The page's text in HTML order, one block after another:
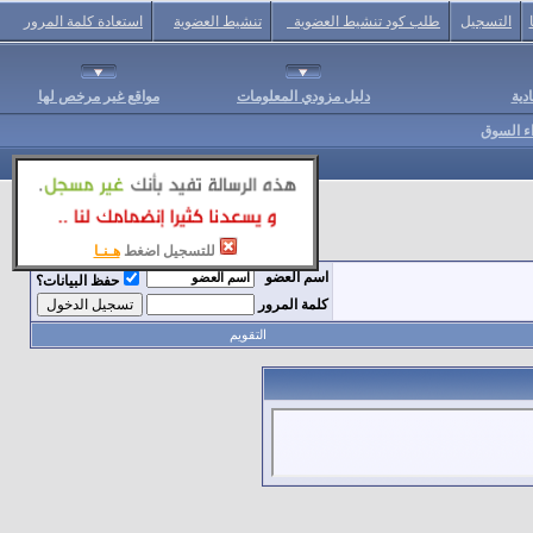
للتسجيل اضغط هـنـا
التسجيل طلب كود تنشيط العضوية تنشيط العضوية استعادة كلمة المرور
دليل مزودي المعلومات مواقع غير مرخص لها
السوق
اسم العضو
حفظ البيانات؟
كلمة المرور
التقويم